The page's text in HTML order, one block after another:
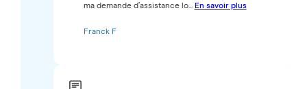
ma demande d’assistance lo... En savoir plus
Franck F